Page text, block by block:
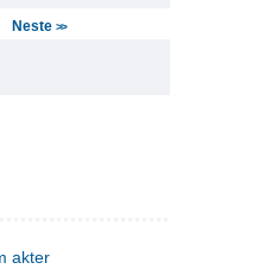
Neste >>
akter